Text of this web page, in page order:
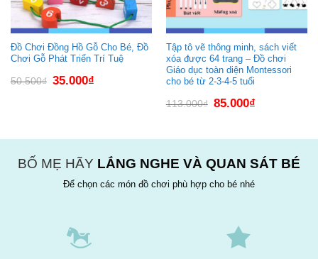
Đồ Chơi Đồng Hồ Gỗ Cho Bé, Đồ
Chơi Gỗ Phát Triển Trí Tuệ
50.500₫ Giá
gốc
35.000₫Giá
hiện
Tập tô vẽ thông minh, sách viết
xóa được 64 trang – Đồ chơi
Giáo dục toàn diện Montessori
cho bé từ 2-3-4-5 tuổi
113.000₫ Giá
gốc
85.000₫Giá
hiện
BỐ MẸ HÃY LẮNG NGHE VÀ QUAN SÁT BÉ
Để chọn các món đồ chơi phù hợp cho bé nhé